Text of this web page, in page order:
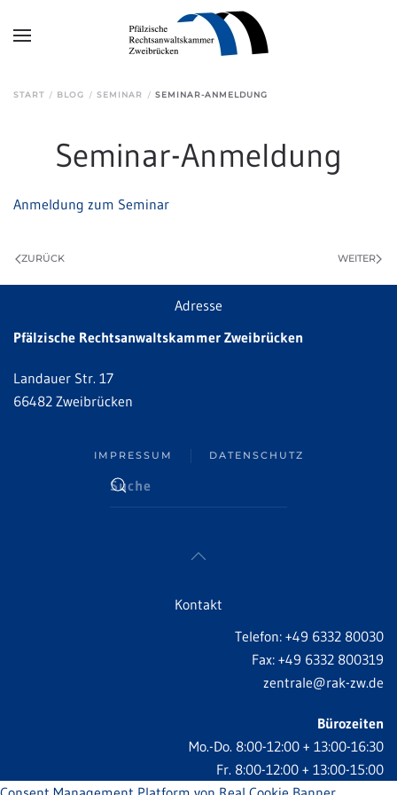
Zum Hauptinhalt springen
START BLOG SEMINAR SEMINAR-ANMELDUNG
Seminar-Anmeldung
Anmeldung zum Seminar
ZURÜCK WEITER
Adresse
Pfälzische Rechtsanwaltskammer Zweibrücken
Landauer Str. 17
66482 Zweibrücken
IMPRESSUM DATENSCHUTZ
Kontakt
Telefon: +49 6332 80030
Fax: +49 6332 800319
zentrale@rak-zw.de
Bürozeiten
Mo.-Do. 8:00-12:00 + 13:00-16:30
Fr. 8:00-12:00 + 13:00-15:00